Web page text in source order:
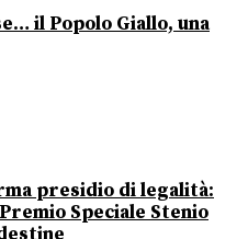
il Popolo Giallo, una
presidio di legalità:
Speciale Stenio